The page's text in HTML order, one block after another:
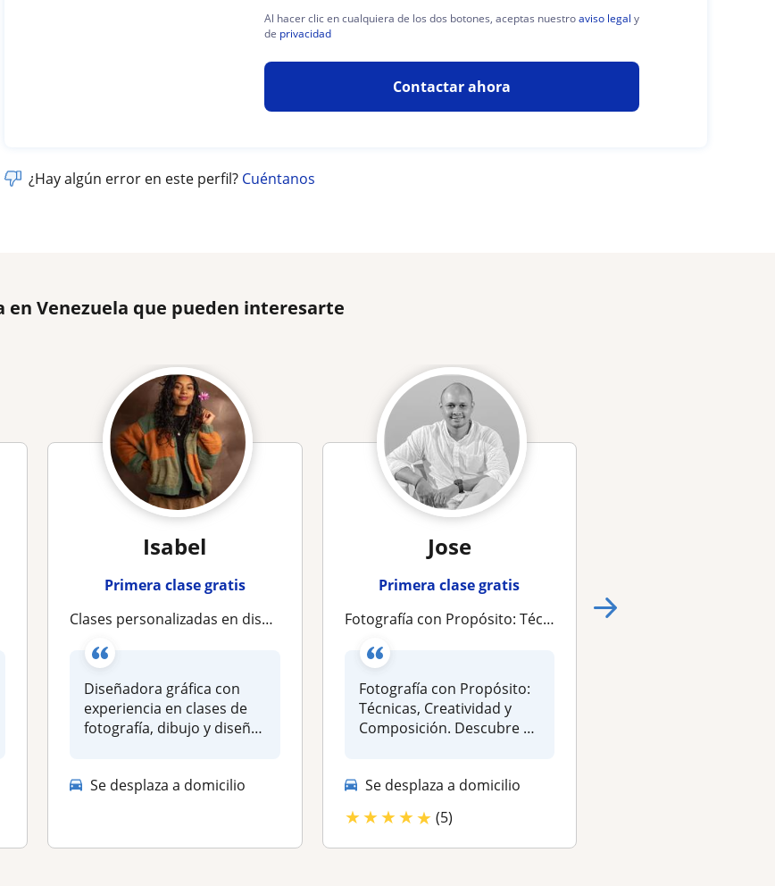
Al hacer clic en cualquiera de los dos botones, aceptas nuestroaviso legal y
de privacidad
Contactar ahora
¿Hay algún error en este perfil? Cuéntanos
en Venezuela que pueden interesarte
Isabel
Primera clase gratis
Clases personalizadas en disciplinas artísticas
Diseñadora gráfica con
experiencia en clases de
fotografía, dibujo y diseño
Se desplaza a domicilio
Jose
Primera clase gratis
Fotografía con Propósito: Técnicas, Creatividad y Composición. Descubre el ojo fotográfico que hay en ti
Fotografía con Propósito:
Técnicas, Creatividad y
Composición. Descubre el
Se desplaza a domicilio
★★★★★ (5)